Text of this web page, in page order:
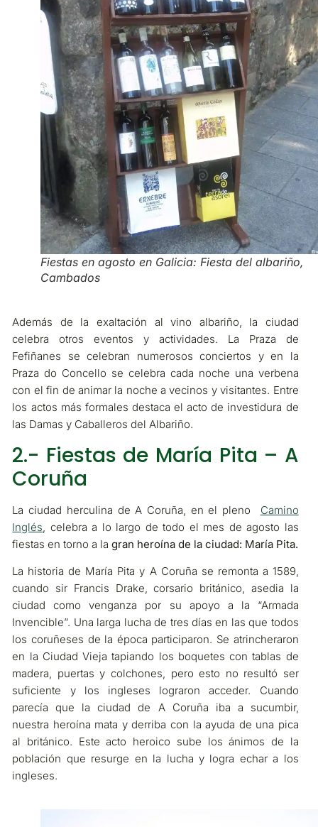
Fiestas en agosto en Galicia: Fiesta del albariño,
Cambados
Además de la exaltación al vino albariño, la ciudad
celebra otros eventos y actividades. La Praza de
Fefiñanes se celebran numerosos conciertos y en la
Praza do Concello se celebra cada noche una verbena
con el fin de animar la noche a vecinos y visitantes. Entre
los actos más formales destaca el acto de investidura de
las Damas y Caballeros del Albariño.
2.- Fiestas de María Pita – A
Coruña
La ciudad herculina de A Coruña, en el pleno Camino
Inglés , celebra a lo largo de todo el mes de agosto las
fiestas en torno a lagran heroína de la ciudad: María Pita.
La historia de María Pita y A Coruña se remonta a 1589,
cuando sir Francis Drake, corsario británico, asedia la
ciudad como venganza por su apoyo a la “Armada
Invencible”. Una larga lucha de tres días en las que todos
los coruñeses de la época participaron. Se atrincheraron
en la Ciudad Vieja tapiando los boquetes con tablas de
madera, puertas y colchones, pero esto no resultó ser
suficiente y los ingleses lograron acceder. Cuando
parecía que la ciudad de A Coruña iba a sucumbir,
nuestra heroína mata y derriba con la ayuda de una pica
al británico. Este acto heroico sube los ánimos de la
población que resurge en la lucha y logra echar a los
ingleses.